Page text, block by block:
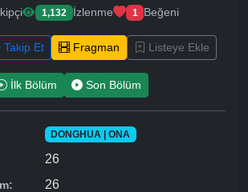
1,132 İzlenme 1 Beğeni
Takip Et Fragman Listeye Ekle
İlk Bölüm Son Bölüm
DONGHUA | ONA
26
26